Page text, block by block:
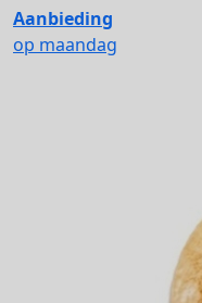
Aanbieding
op maandag